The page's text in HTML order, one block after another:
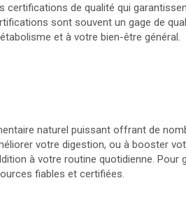
certifications de qualité qui
sont souvent un gage de
et à votre bien-être général.
naturel puissant offrant de
votre digestion, ou à booster
à votre routine quotidienne. Pour
fiables et certifiées.